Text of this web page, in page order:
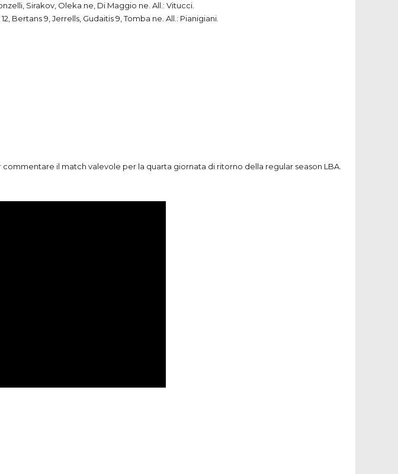
Sirakov, Oleka ne, Di Maggio ne. All.: Vitucci.
Bertans 9, Jerrells, Gudaitis 9, Tomba ne. All.: Pianigiani.
il match valevole per la quarta giornata di ritorno della regular season LBA.